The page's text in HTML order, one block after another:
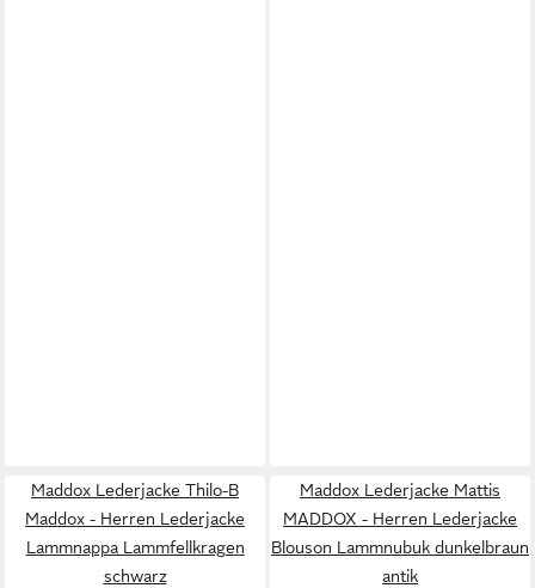
Maddox Lederjacke Thilo-B
Maddox - Herren Lederjacke
Lammnappa Lammfellkragen
schwarz
Maddox Lederjacke Mattis
MADDOX - Herren Lederjacke
Blouson Lammnubuk dunkelbraun
antik